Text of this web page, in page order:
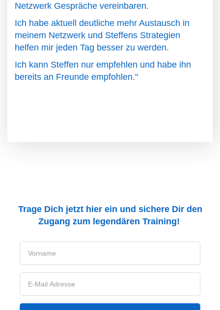
Netzwerk Gespräche vereinbaren.
Ich habe aktuell deutliche mehr Austausch in
meinem Netzwerk und Steffens Strategien
helfen mir jeden Tag besser zu werden.
Ich kann Steffen nur empfehlen und habe ihn
bereits an Freunde empfohlen."
Trage Dich jetzt hier ein und sichere Dir den
Zugang zum legendären Training!